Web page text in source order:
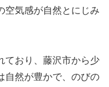
空気感が自然とにじみ
ており、藤沢市から少
自然が豊かで、のびの